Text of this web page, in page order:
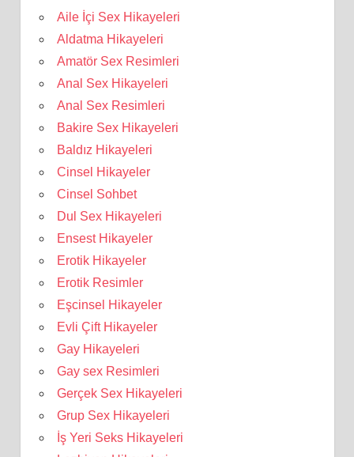
Aile İçi Sex Hikayeleri
Aldatma Hikayeleri
Amatör Sex Resimleri
Anal Sex Hikayeleri
Anal Sex Resimleri
Bakire Sex Hikayeleri
Baldız Hikayeleri
Cinsel Hikayeler
Cinsel Sohbet
Dul Sex Hikayeleri
Ensest Hikayeler
Erotik Hikayeler
Erotik Resimler
Eşcinsel Hikayeler
Evli Çift Hikayeler
Gay Hikayeleri
Gay sex Resimleri
Gerçek Sex Hikayeleri
Grup Sex Hikayeleri
İş Yeri Seks Hikayeleri